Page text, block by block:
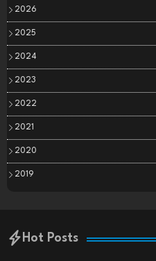
2026
2025
2024
2023
2022
2021
2020
2019
Hot Posts